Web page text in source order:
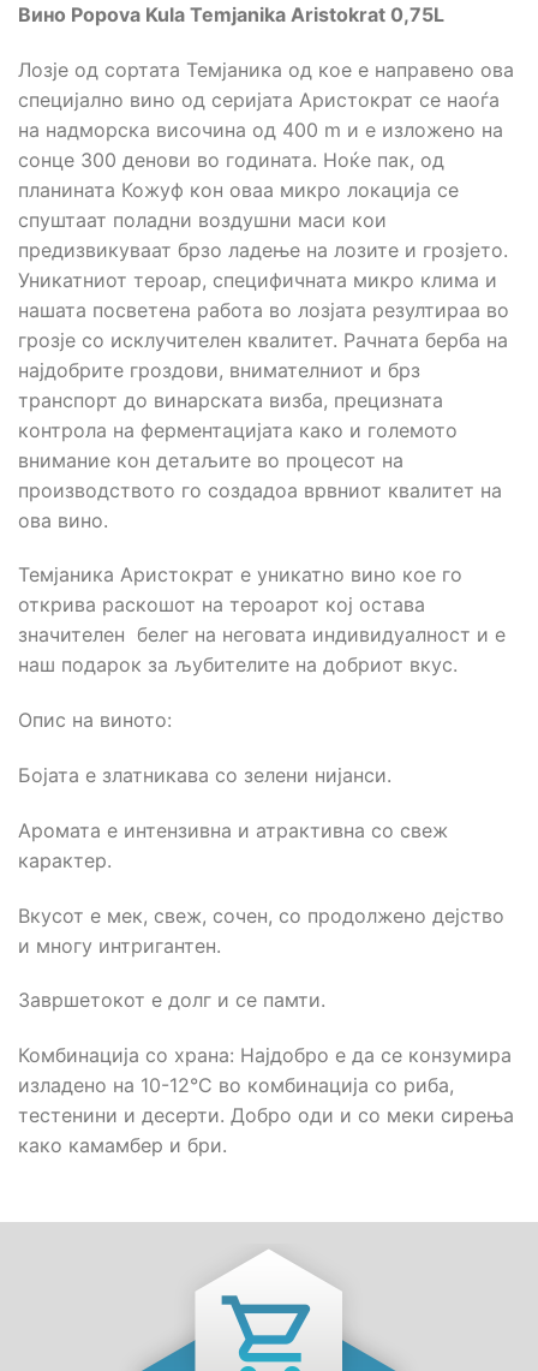
Вино Popova Kula Temjanika Aristokrat 0,75L
Лозје од сортата Темјаника од кое е направено ова
специјално вино од серијата Аристократ се наоѓа
на надморска височина од 400 m и е изложено на
сонце 300 денови во годината. Ноќе пак, од
планината Кожуф кон оваа микро локација се
спуштаат поладни воздушни маси кои
предизвикуваат брзо ладење на лозите и грозјето.
Уникатниот тероар, специфичната микро клима и
нашата посветенa работа во лозјата резултираа во
грозје со исклучителен квалитет. Рачната берба на
најдобрите гроздови, внимателниот и брз
транспорт до винарската визба, прецизната
контрола на ферментацијата како и големото
внимание кон детаљите во процесот на
производството го создадоа врвниот квалитет на
ова вино.
Темјаника Аристократ e уникатно вино кое го
открива раскошот на тероарот кој остава
значителен белег на неговата индивидуалност и е
наш подарок за љубителите на добриот вкус.
Опис на виното:
Бојата е златникава со зелени нијанси.
Аромата е интензивна и атрактивна со свеж
карактер.
Вкусот е мек, свеж, сочен, со продолжено дејство
и многу интригантен.
Завршетокот е долг и се памти.
Комбинација со храна: Најдобро е да се конзумира
изладено на 10-12°C во комбинација со риба,
тестенини и десерти. Добро оди и со меки сирења
како камамбер и бри.